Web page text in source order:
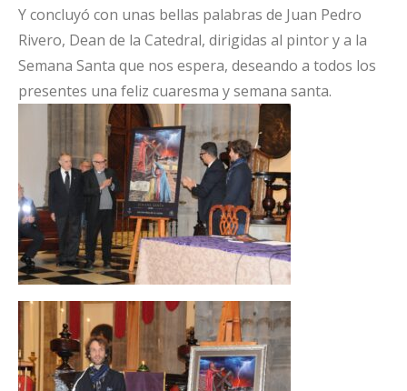
Y concluyó con unas bellas palabras de Juan Pedro
Rivero, Dean de la Catedral, dirigidas al pintor y a la
Semana Santa que nos espera, deseando a todos los
presentes una feliz cuaresma y semana santa.